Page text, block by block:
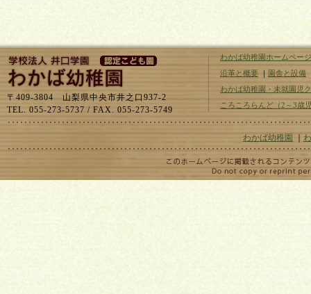
〒409-3804 山梨県中央市井之口937-2
TEL. 055-273-5737 / FAX. 055-273-5749
わかば幼稚園ホームペー
沿革と概要 ｜ 園舎と設備
わかば幼稚園・未就園児
ころころらんど（2～3歳
わかば幼稚園